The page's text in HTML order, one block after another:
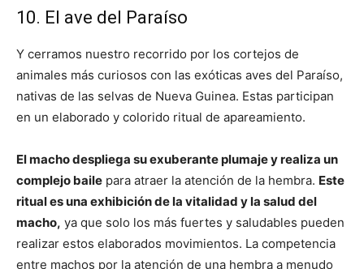
10. El ave del Paraíso
Y cerramos nuestro recorrido por los cortejos de
animales más curiosos con las exóticas aves del Paraíso,
nativas de las selvas de Nueva Guinea. Estas participan
en un elaborado y colorido ritual de apareamiento.
El macho despliega su exuberante plumaje y realiza un
complejo baile para atraer la atención de la hembra. Este
ritual es una exhibición de la vitalidad y la salud del
macho, ya que solo los más fuertes y saludables pueden
realizar estos elaborados movimientos. La competencia
entre machos por la atención de una hembra a menudo